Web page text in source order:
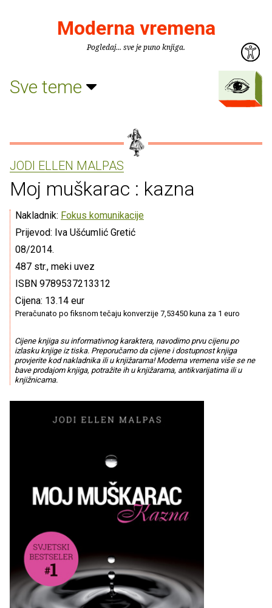
Moderna vremena
Pogledaj... sve je puno knjiga.
Sve teme
JODI ELLEN MALPAS
Moj muškarac : kazna
Nakladnik: Fokus komunikacije
Prijevod: Iva Ušćumlić Gretić
08/2014.
487 str., meki uvez
ISBN 9789537213312
Cijena: 13.14 eur
Preračunato po fiksnom tečaju konverzije 7,53450 kuna za 1 euro
Cijene knjiga su informativnog karaktera, navodimo prvu cijenu po
izlasku knjige iz tiska. Preporučamo da cijene i dostupnost knjiga
provjerite kod nakladnika ili u knjižarama! Moderna vremena više se ne
bave prodajom knjiga, potražite ih u knjižarama, antikvarijatima ili u
knjižnicama.